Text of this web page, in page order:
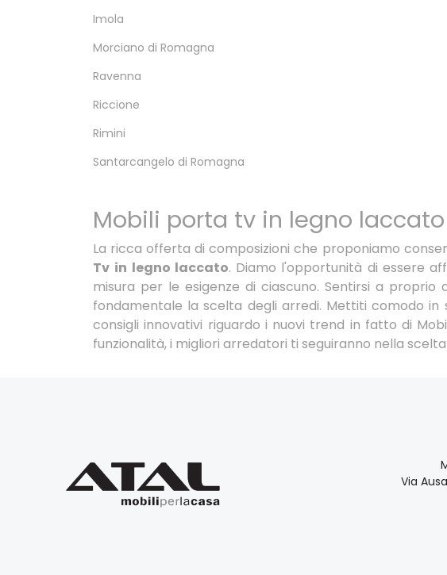
Imola
Morciano di Romagna
Ravenna
Riccione
Rimini
Santarcangelo di Romagna
Mobili porta tv in legno laccato
La ricca offerta di composizioni che proponiamo
Tv in legno laccato. Diamo l'opportunità di essere
misura per le esigenze di ciascuno. Sentirsi a
fondamentale la scelta degli arredi. Mettiti comodo
consigli innovativi riguardo i nuovi trend in fatto di
funzionalità, i migliori arredatori ti seguiranno nella
Via